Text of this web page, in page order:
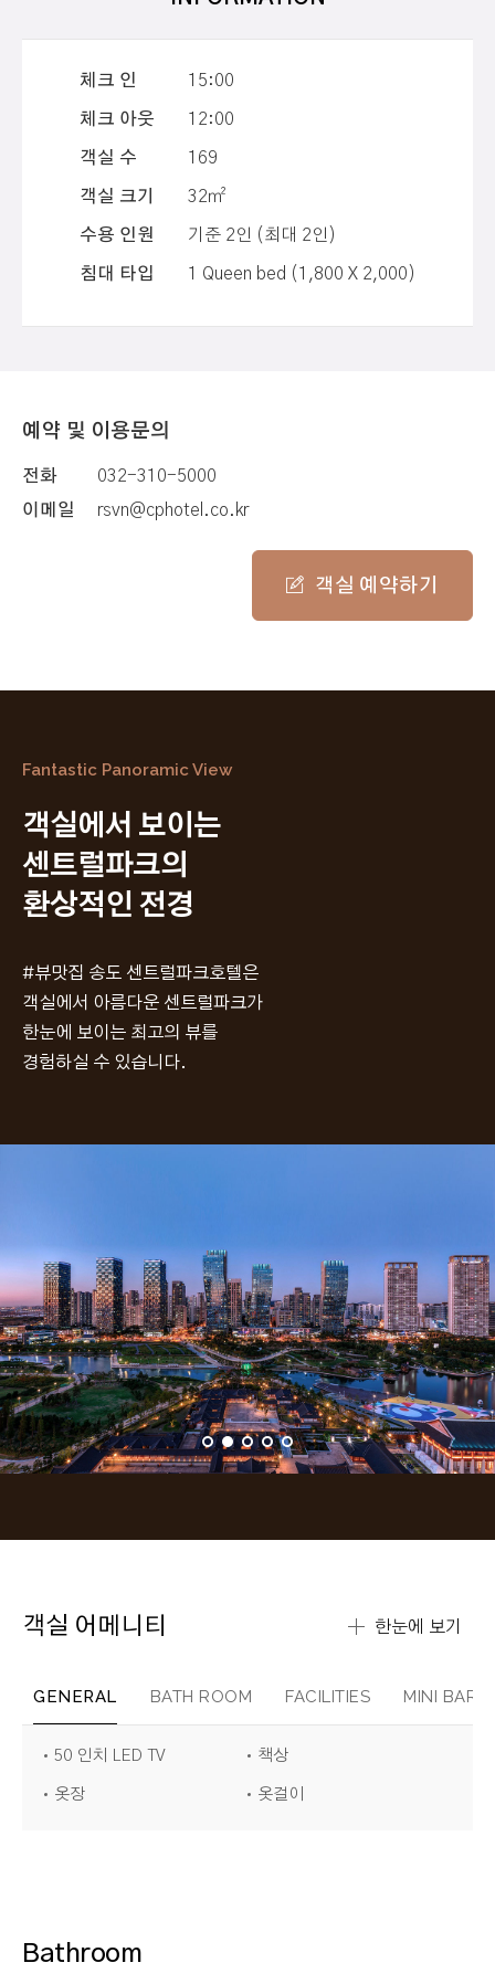
체크 인 15:00
체크 아웃 12:00
객실 수 169
객실 크기 32㎡
수용 인원 기준 2인 (최대 2인)
침대 타입 1 Queen bed (1,800 X 2,000)
예약 및 이용문의
전화
032-310-5000
이메일
rsvn@cphotel.co.kr
객실 예약하기
Fantastic Panoramic View
객실에서 보이는
센트럴파크의
환상적인 전경
#뷰맛집 송도 센트럴파크호텔은
객실에서 아름다운 센트럴파크가
한눈에 보이는 최고의 뷰를
경험하실 수 있습니다.
객실 어메니티 한눈에 보기
GENERAL BATH ROOM FACILITIES MINI BAR
50 인치 LED TV 책상
옷장 옷걸이
Bathroom